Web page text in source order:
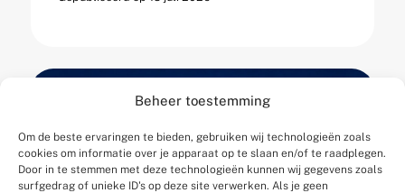
Beheer toestemming
Om de beste ervaringen te bieden, gebruiken wij technologieën zoals
cookies om informatie over je apparaat op te slaan en/of te raadplegen.
Door in te stemmen met deze technologieën kunnen wij gegevens zoals
surfgedrag of unieke ID's op deze site verwerken. Als je geen